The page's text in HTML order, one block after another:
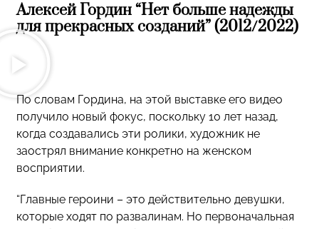
Алексей Гордин “Нет больше надежды
для прекрасных созданий” (2012/2022)
По словам Гордина, на этой выставке его видео
получило новый фокус, поскольку 10 лет назад,
когда создавались эти ролики, художник не
заострял внимание конкретно на женском
восприятии.
“Главные героини – это действительно девушки,
которые ходят по развалинам. Но первоначальная